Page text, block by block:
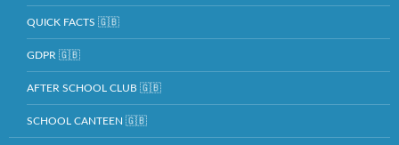
QUICK FACTS 🇬🇧
GDPR 🇬🇧
AFTER SCHOOL CLUB 🇬🇧
SCHOOL CANTEEN 🇬🇧